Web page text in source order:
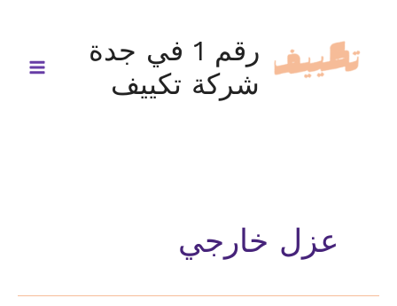
المحتوى
رقم 1 في جدة
شركة تكييف
عزل خارجي